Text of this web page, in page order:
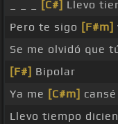
[C#] Llevo
Pero te sigo [F#m]
Se me olvidó que
[F#] Bipolar
Ya me [C#m]
Llevo tiempo